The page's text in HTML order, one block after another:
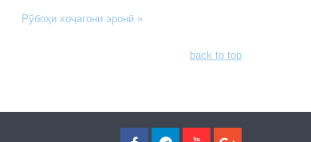
Рўбоҳи хоҷагони эронӣ »
back to top